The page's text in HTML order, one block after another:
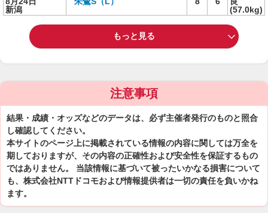
新潟
(57.0kg)
もっと見る
注意事項
結果・成績・オッズなどのデータは、必ず主催者発行のものと照合
し確認してください。
本サイトのページ上に掲載されている情報の内容に関しては万全を
期しておりますが、その内容の正確性および安全性を保証するもの
ではありません。 当該情報に基づいて被ったいかなる損害について
も、株式会社NTTドコモおよび情報提供者は一切の責任を負いかね
ます。